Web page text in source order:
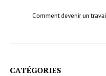
Comment devenir un
CATÉGORIES